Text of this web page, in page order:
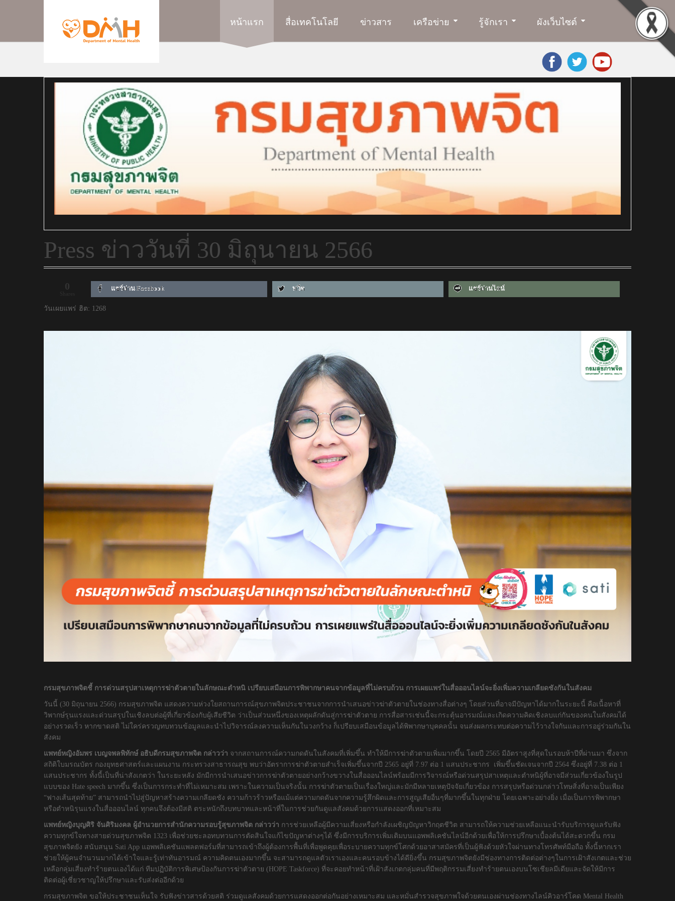
หน้าแรก สื่อเทคโนโลยี ข่าวสาร เครือข่าย รู้จักเรา ผังเว็บไซต์
Press ข่าววันที่ 30 มิถุนายน 2566
0 แชร์ผ่าน Facebook ทวีต แชร์ผ่านไลน์
วันเผยแพร่ ฮิต: 1268
กรมสุขภาพจิตชี้ การด่วนสรุปสาเหตุการฆ่าตัวตายในลักษณะตำหนิ เปรียบเสมือนการพิพากษาคนจากข้อมูลที่ไม่ครบถ้วน การเผยแพร่ในสื่อออนไลน์จะยิ่งเพิ่มความเกลียดชังกันในสังคม
วันนี้ (30 มิถุนายน 2566) กรมสุขภาพจิต แสดงความห่วงใยสถานการณ์สุขภาพจิตประชาชนจากการนำเสนอข่าวฆ่าตัวตายในช่องทางสื่อต่างๆ โดยส่วนที่อาจมีปัญหาได้มากในระยะนี้ คือเนื้อหาที่
วิพากษ์รุนแรงและด่วนสรุปในเชิงลบต่อผู้ที่เกี่ยวข้องกับผู้เสียชีวิต ว่าเป็นส่วนหนึ่งของเหตุผลักดันสู่การฆ่าตัวตาย การสื่อสารเช่นนี้จะกระตุ้นอารมณ์และเกิดความคิดเชิงลบแก่กันของคนในสังคมได้
อย่างรวดเร็ว หากขาดสติ ไม่ใคร่ครวญทบทวนข้อมูลและนำไปวิจารณ์ลงความเห็นกันในวงกว้าง ก็เปรียบเสมือนข้อมูลได้พิพากษาบุคคลนั้น จนส่งผลกระทบต่อความไว้วางใจกันและการอยู่ร่วมกันใน
สังคม
แพทย์หญิงอัมพร เบญจพลพิทักษ์ อธิบดีกรมสุขภาพจิต กล่าวว่า จากสถานการณ์ความกดดันในสังคมที่เพิ่มขึ้น ทำให้มีการฆ่าตัวตายเพิ่มมากขึ้น โดยปี 2565 มีอัตราสูงที่สุดในรอบห้าปีที่ผ่านมา ซึ่งจาก
สถิติใบมรณบัตร กองยุทธศาสตร์และแผนงาน กระทรวงสาธารณสุข พบว่าอัตราการฆ่าตัวตายสำเร็จเพิ่มขึ้นจากปี 2565 อยู่ที่ 7.97 ต่อ 1 แสนประชากร เพิ่มขึ้นชัดเจนจากปี 2564 ซึ่งอยู่ที่ 7.38 ต่อ 1
แสนประชากร ทั้งนี้เป็นที่น่าสังเกตว่า ในระยะหลัง มักมีการนำเสนอข่าวการฆ่าตัวตายอย่างกว้างขวางในสื่อออนไลน์พร้อมมีการวิจารณ์หรือด่วนสรุปสาเหตุและตำหนิผู้ที่อาจมีส่วนเกี่ยวข้องในรูป
แบบของ Hate speech มากขึ้น ซึ่งเป็นการกระทำที่ไม่เหมาะสม เพราะในความเป็นจริงนั้น การฆ่าตัวตายเป็นเรื่องใหญ่และมักมีหลายเหตุปัจจัยเกี่ยวข้อง การสรุปหรือด่วนกล่าวโทษสิ่งที่อาจเป็นเพียง
“ฟางเส้นสุดท้าย” สามารถนำไปสู่ปัญหาสร้างความเกลียดชัง ความก้าวร้าวหรือแม้แต่ความกดดันจากความรู้สึกผิดและการสูญเสียอื่นๆที่มากขึ้นในทุกฝ่าย โดยเฉพาะอย่างยิ่ง เมื่อเป็นการพิพากษา
หรือตำหนิรุนแรงในสื่อออนไลน์ ทุกคนจึงต้องมีสติ ตระหนักถึงบทบาทและหน้าที่ในการช่วยกันดูแลสังคมด้วยการแสดงออกที่เหมาะสม
แพทย์หญิงบุญศิริ จันศิริมงคล ผู้อำนวยการสำนักความรอบรู้สุขภาพจิต กล่าวว่า การช่วยเหลือผู้มีความเสี่ยงหรือกำลังเผชิญปัญหาวิกฤตชีวิต สามารถให้ความช่วยเหลือแนะนำรับบริการดูแลรับฟัง
ความทุกข์ใจทางสายด่วนสุขภาพจิต 1323 เพื่อช่วยชะลอทบทวนการตัดสินใจแก้ไขปัญหาต่างๆได้ ซึ่งมีการบริการเพิ่มเติมบนแอพพลิเคชันไลน์อีกด้วยเพื่อให้การปรึกษาเบื้องต้นได้สะดวกขึ้น กรม
สุขภาพจิตยัง สนับสนุน Sati App แอพพลิเคชันแพลตฟอร์มที่สามารถเข้าถึงผู้ต้องการพื้นที่เพื่อพูดคุยเพื่อระบายความทุกข์โศกด้วยอาสาสมัครที่เป็นผู้ฟังด้วยหัวใจผ่านทางโทรศัพท์มือถือ ทั้งนี้หากเรา
ช่วยให้ผู้คนจำนวนมากได้เข้าใจและรู้เท่าทันอารมณ์ ความคิดตนเองมากขึ้น จะสามารถดูแลตัวเราเองและคนรอบข้างได้ดียิ่งขึ้น กรมสุขภาพจิตยังมีช่องทางการติดต่อต่างๆในการเฝ้าสังเกตและช่วย
เหลือกลุ่มเสี่ยงทำร้ายตนเองได้แก่ ทีมปฏิบัติการพิเศษป้องกันการฆ่าตัวตาย (HOPE Taskforce) ที่จะคอยทำหน้าที่เฝ้าสังเกตกลุ่มคนที่มีพฤติกรรมเสี่ยงทำร้ายตนเองบนโซเชียลมีเดียและจัดให้มีการ
ติดต่อผู้เชี่ยวชาญให้ปรึกษาและรับส่งต่ออีกด้วย
กรมสุขภาพจิต ขอให้ประชาชนเห็นใจ รับฟังข่าวสารด้วยสติ ร่วมดูแลสังคมด้วยการแสดงออกต่อกันอย่างเหมาะสม และหมั่นสำรวจสุขภาพใจด้วยตนเองผ่านช่องทางไลน์คิวอาร์โคด Mental Health